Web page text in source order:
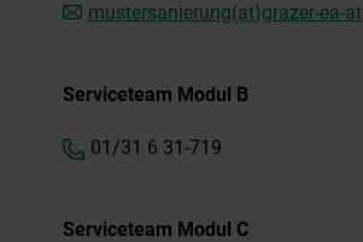
mustersanierung(at)grazer-ea-at
Serviceteam Modul B
01/31 6 31-719
Serviceteam Modul C